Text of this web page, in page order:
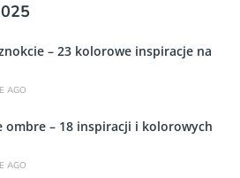
– 23 kolorowe inspiracje na
AGO
ombre – 18 inspiracji i kolorowych
AGO